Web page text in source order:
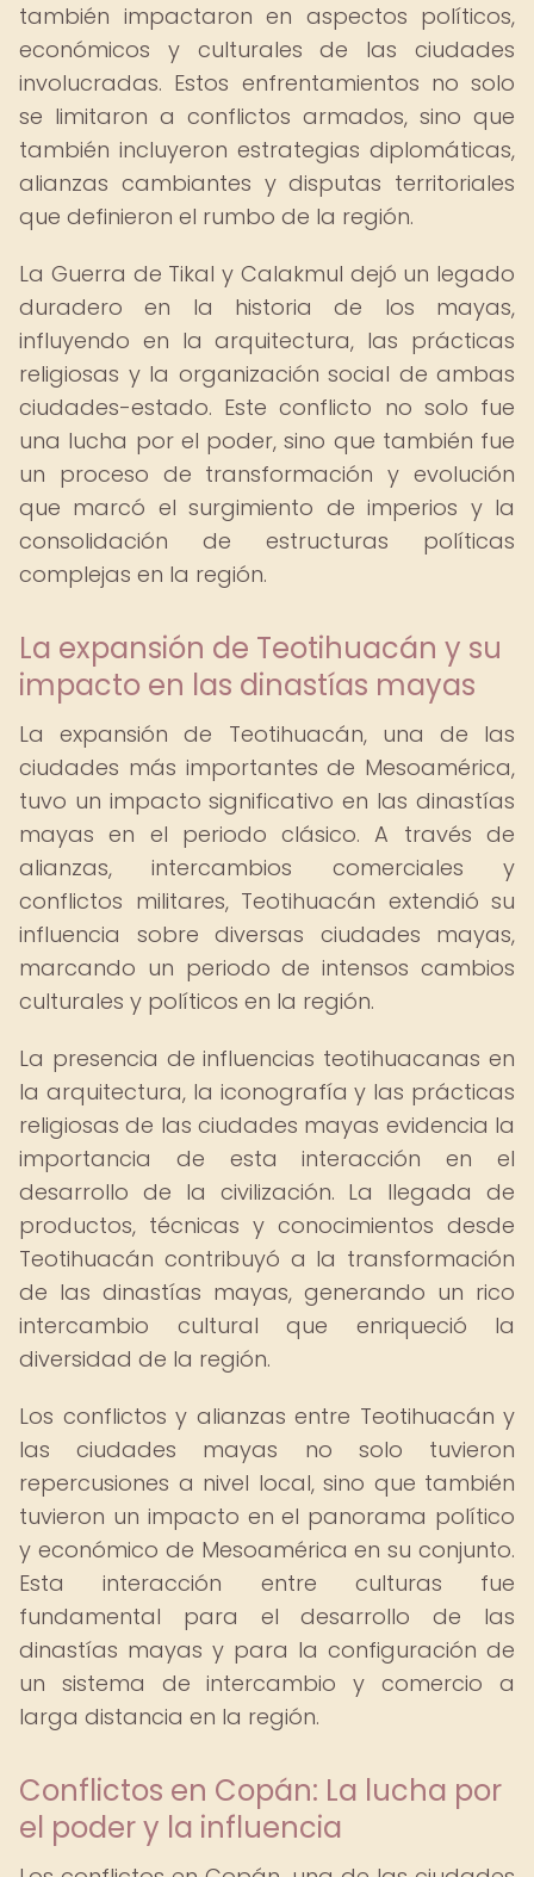
también impactaron en aspectos políticos,
económicos y culturales de las ciudades
involucradas. Estos enfrentamientos no solo
se limitaron a conflictos armados, sino que
también incluyeron estrategias diplomáticas,
alianzas cambiantes y disputas territoriales
que definieron el rumbo de la región.
La Guerra de Tikal y Calakmul dejó un legado
duradero en la historia de los mayas,
influyendo en la arquitectura, las prácticas
religiosas y la organización social de ambas
ciudades-estado. Este conflicto no solo fue
una lucha por el poder, sino que también fue
un proceso de transformación y evolución
que marcó el surgimiento de imperios y la
consolidación de estructuras políticas
complejas en la región.
La expansión de Teotihuacán y su
impacto en las dinastías mayas
La expansión de Teotihuacán, una de las
ciudades más importantes de Mesoamérica,
tuvo un impacto significativo en las dinastías
mayas en el periodo clásico. A través de
alianzas, intercambios comerciales y
conflictos militares, Teotihuacán extendió su
influencia sobre diversas ciudades mayas,
marcando un periodo de intensos cambios
culturales y políticos en la región.
La presencia de influencias teotihuacanas en
la arquitectura, la iconografía y las prácticas
religiosas de las ciudades mayas evidencia la
importancia de esta interacción en el
desarrollo de la civilización. La llegada de
productos, técnicas y conocimientos desde
Teotihuacán contribuyó a la transformación
de las dinastías mayas, generando un rico
intercambio cultural que enriqueció la
diversidad de la región.
Los conflictos y alianzas entre Teotihuacán y
las ciudades mayas no solo tuvieron
repercusiones a nivel local, sino que también
tuvieron un impacto en el panorama político
y económico de Mesoamérica en su conjunto.
Esta interacción entre culturas fue
fundamental para el desarrollo de las
dinastías mayas y para la configuración de
un sistema de intercambio y comercio a
larga distancia en la región.
Conflictos en Copán: La lucha por
el poder y la influencia